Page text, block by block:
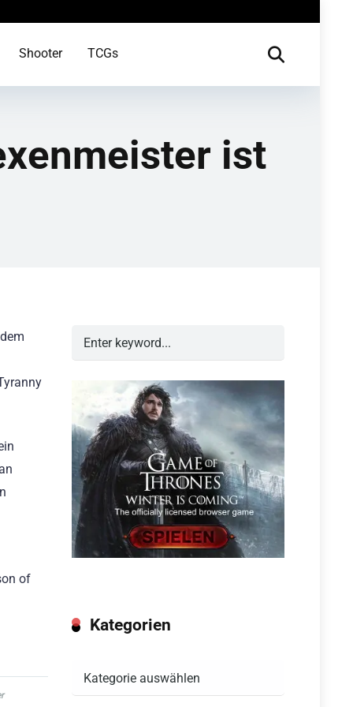
Shooter TCGs
ist
of
Kategorien